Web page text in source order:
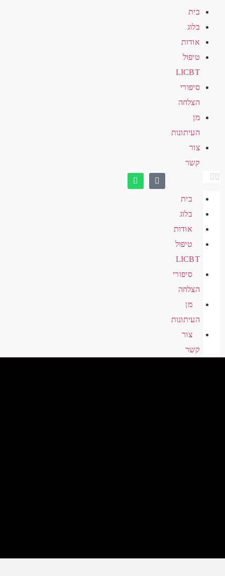
בית
בלוג
אודות
טיפול
LICBT
סיפורי
הצלחה
מן
העיתונות
צור
קשר
בית
בלוג
אודות
טיפול
LICBT
סיפורי
הצלחה
מן
העיתונות
צור
קשר